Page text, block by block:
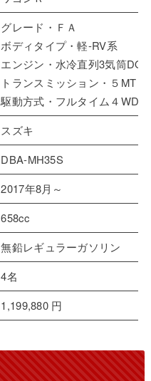
グレード・ＦＡ
ボディタイプ・軽-RV系
エンジン・水冷直列3気筒
トランスミッション・５MT
駆動方式・フルタイム４WD
スズキ
DBA-MH35S
2017年8月～
658cc
無鉛レギュラーガソリン
4名
1,199,880 円